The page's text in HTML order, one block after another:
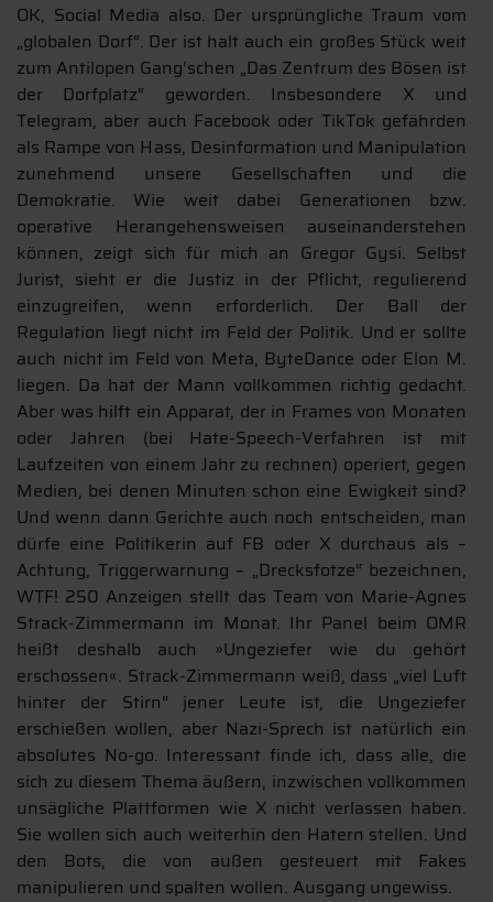
OK, Social Media also. Der ursprüngliche Traum vom
„globalen Dorf“. Der ist halt auch ein großes Stück weit
zum Antilopen Gang‘schen „Das Zentrum des Bösen ist
der Dorfplatz“ geworden. Insbesondere X und
Telegram, aber auch Facebook oder TikTok gefährden
als Rampe von Hass, Desinformation und Manipulation
zunehmend unsere Gesellschaften und die
Demokratie. Wie weit dabei Generationen bzw.
operative Herangehensweisen auseinanderstehen
können, zeigt sich für mich an Gregor Gysi. Selbst
Jurist, sieht er die Justiz in der Pflicht, regulierend
einzugreifen, wenn erforderlich. Der Ball der
Regulation liegt nicht im Feld der Politik. Und er sollte
auch nicht im Feld von Meta, ByteDance oder Elon M.
liegen. Da hat der Mann vollkommen richtig gedacht.
Aber was hilft ein Apparat, der in Frames von Monaten
oder Jahren (bei Hate-Speech-Verfahren ist mit
Laufzeiten von einem Jahr zu rechnen) operiert, gegen
Medien, bei denen Minuten schon eine Ewigkeit sind?
Und wenn dann Gerichte auch noch entscheiden, man
dürfe eine Politikerin auf FB oder X durchaus als –
Achtung, Triggerwarnung – „Drecksfotze“ bezeichnen,
WTF! 250 Anzeigen stellt das Team von Marie-Agnes
Strack-Zimmermann im Monat. Ihr Panel beim OMR
heißt deshalb auch »Ungeziefer wie du gehört
erschossen«. Strack-Zimmermann weiß, dass „viel Luft
hinter der Stirn“ jener Leute ist, die Ungeziefer
erschießen wollen, aber Nazi-Sprech ist natürlich ein
absolutes No-go. Interessant finde ich, dass alle, die
sich zu diesem Thema äußern, inzwischen vollkommen
unsägliche Plattformen wie X nicht verlassen haben.
Sie wollen sich auch weiterhin den Hatern stellen. Und
den Bots, die von außen gesteuert mit Fakes
manipulieren und spalten wollen. Ausgang ungewiss.